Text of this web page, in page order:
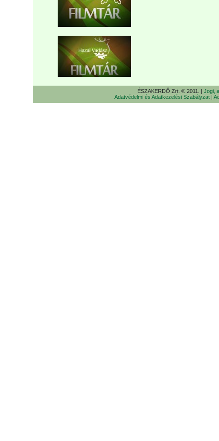
ÉSZAKERDŐ Zrt. © 2011. | Jogi,
Adatvédelmi és Adatkezelési Szabályzat|